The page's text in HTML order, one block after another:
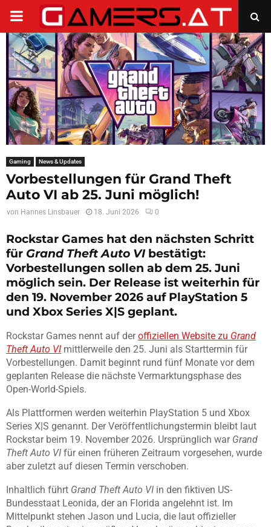
PRIMARY
MENU
Gaming News & Updates
Vorbestellungen für Grand Theft
Auto VI ab 25. Juni möglich!
von Hannes Linsbauer 18. Juni 2026 0
Rockstar Games hat den nächsten Schritt
für Grand Theft Auto VIbestätigt:
Vorbestellungen sollen ab dem 25. Juni
möglich sein. Der Release ist weiterhin für
den 19. November 2026 auf PlayStation 5
und Xbox Series X|S geplant.
Rockstar Games nennt auf deroffiziellen Website zu Grand
Theft Auto VI mittlerweile den 25. Juni als Starttermin für
Vorbestellungen. Damit beginnt rund fünf Monate vor dem
geplanten Release die nächste Vermarktungsphase des
Open-World-Spiels.
Als Plattformen werden weiterhin PlayStation 5 und Xbox
Series X|S genannt. Der Veröffentlichungstermin bleibt laut
Rockstar beim 19. November 2026. Ursprünglich war Grand
Theft Auto VI für einen früheren Zeitraum vorgesehen, wurde
aber zuletzt auf diesen Termin verschoben.
Inhaltlich führt Grand Theft Auto VI in den fiktiven US-
Bundesstaat Leonida, der an Florida angelehnt ist. Im
Mittelpunkt stehen Jason und Lucia, die laut offizieller